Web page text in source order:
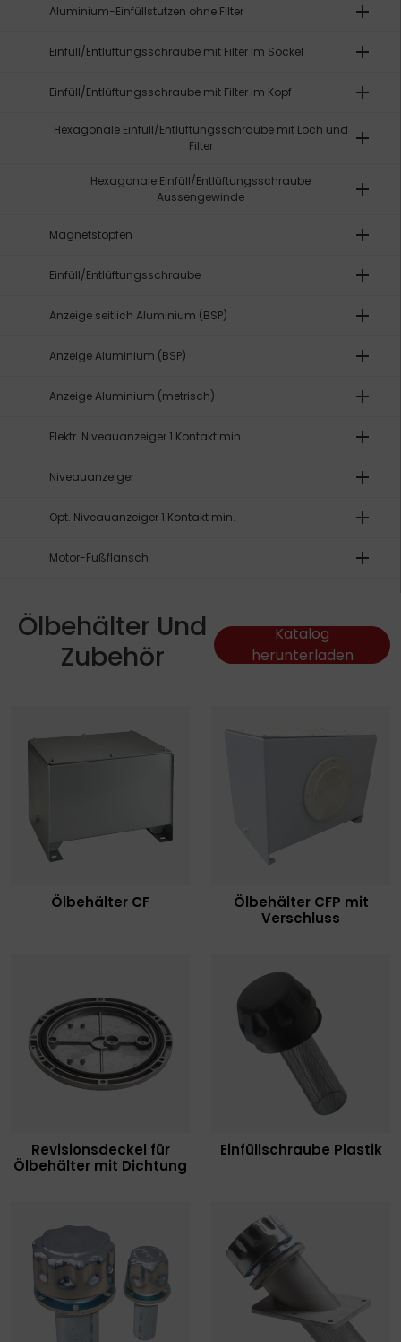
Aluminium-Einfüllstutzen ohne Filter add
Einfüll/Entlüftungsschraube mit Filter im Sockel add
Einfüll/Entlüftungsschraube mit Filter im Kopf add
Hexagonale Einfüll/Entlüftungsschraube mit Loch und
Filter
add
Hexagonale Einfüll/Entlüftungsschraube
Aussengewinde
add
Magnetstopfen add
Einfüll/Entlüftungsschraube add
Anzeige seitlich Aluminium (BSP) add
Anzeige Aluminium (BSP) add
Anzeige Aluminium (metrisch) add
Elektr. Niveauanzeiger 1 Kontakt min. add
Niveauanzeiger add
Opt. Niveauanzeiger 1 Kontakt min. add
Motor-Fußflansch add
Ölbehälter Und
Zubehör
Katalog
herunterladen
Ölbehälter CF
Ölbehälter CFP mit
Verschluss
Revisionsdeckel für
Ölbehälter mit Dichtung
Einfüllschraube Plastik